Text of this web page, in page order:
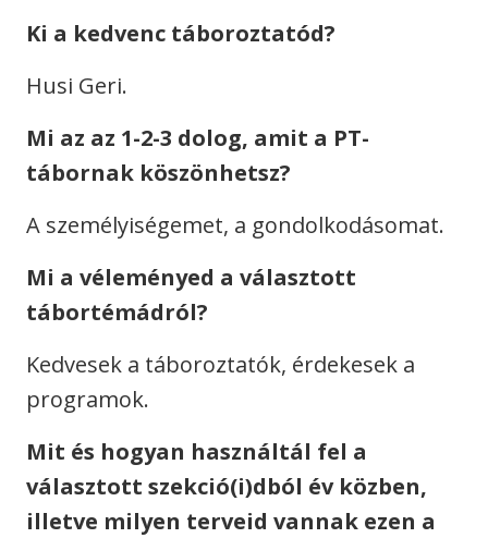
Ki a kedvenc táboroztatód?
Husi Geri.
Mi az az 1-2-3 dolog, amit a PT-
tábornak köszönhetsz?
A személyiségemet, a gondolkodásomat.
Mi a véleményed a választott
tábortémádról?
Kedvesek a táboroztatók, érdekesek a
programok.
Mit és hogyan használtál fel a
választott szekció(i)dból év közben,
illetve milyen terveid vannak ezen a